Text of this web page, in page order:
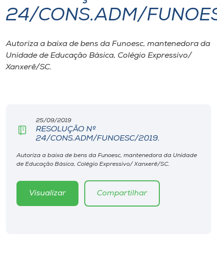
I.nova
Diplomados
Biblioteca
Editora
Rádio
24/CONS.ADM/
Autoriza a baixa de bens da Funoesc, mantenedora da
Unidade de Educação Básica, Colégio Expressivo/
Xanxerê/SC.
25/09/2019
RESOLUÇÃO Nº
24/CONS.ADM/FUNOESC/2019.
Autoriza a baixa de bens da Funoesc, mantenedora da Unidade
de Educação Básica, Colégio Expressivo/ Xanxerê/SC.
Visualizar Compartilhar